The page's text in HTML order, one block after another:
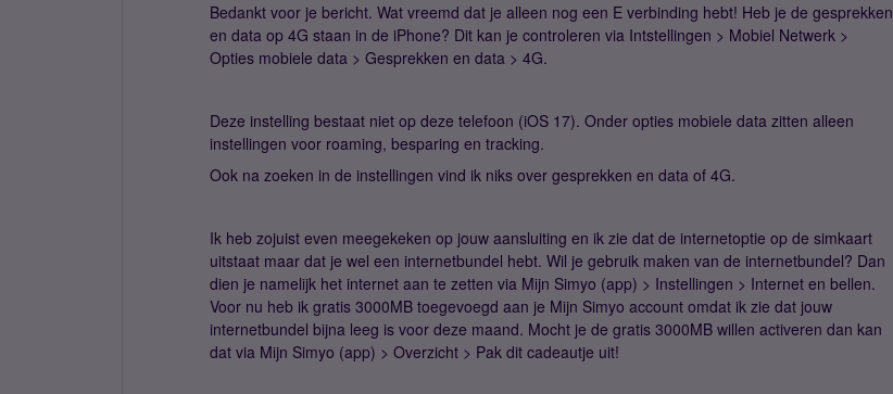
Bedankt voor je bericht. Wat vreemd dat je alleen nog een E verbinding hebt! Heb je de gesprekken
en data op 4G staan in de iPhone? Dit kan je controleren via Intstellingen > Mobiel Netwerk >
Opties mobiele data > Gesprekken en data > 4G.
Deze instelling bestaat niet op deze telefoon (iOS 17). Onder opties mobiele data zitten alleen
instellingen voor roaming, besparing en tracking.
Ook na zoeken in de instellingen vind ik niks over gesprekken en data of 4G.
Ik heb zojuist even meegekeken op jouw aansluiting en ik zie dat de internetoptie op de simkaart
uitstaat maar dat je wel een internetbundel hebt. Wil je gebruik maken van de internetbundel? Dan
dien je namelijk het internet aan te zetten via Mijn Simyo (app) > Instellingen > Internet en bellen.
Voor nu heb ik gratis 3000MB toegevoegd aan je Mijn Simyo account omdat ik zie dat jouw
internetbundel bijna leeg is voor deze maand. Mocht je de gratis 3000MB willen activeren dan kan
dat via Mijn Simyo (app) > Overzicht > Pak dit cadeautje uit!